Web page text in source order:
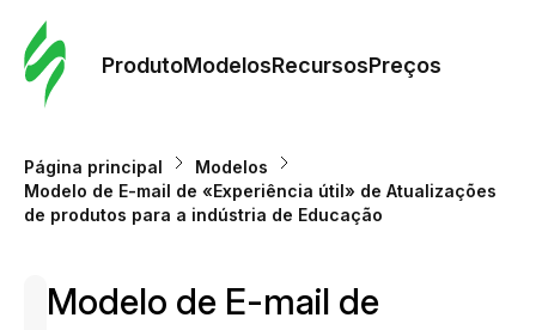
ProdutoModelosRecursosPreços
Página principal
Modelos
Modelo de E-mail de «Experiência útil» de Atualizações
de produtos para a indústria de Educação
Modelo de E-mail de